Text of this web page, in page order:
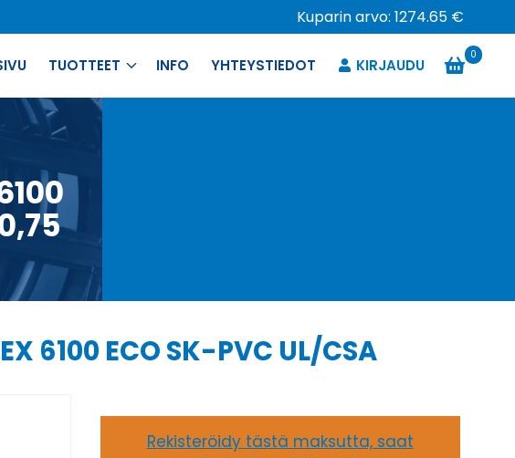
Kuparin arvo: 1274.65 €
TUOTTEET INFO YHTEYSTIEDOT KIRJAUDU
0
6100 ECO SK-PVC UL/CSA
Rekisteröidy tästä maksutta, saat